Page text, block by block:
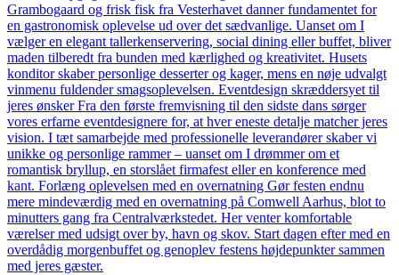
Grambogaard og frisk fisk fra Vesterhavet danner fundamentet for
en gastronomisk oplevelse ud over det sædvanlige. Uanset om I
vælger en elegant tallerkenservering, social dining eller buffet, bliver
maden tilberedt fra bunden med kærlighed og kreativitet. Husets
konditor skaber personlige desserter og kager, mens en nøje udvalgt
vinmenu fuldender smagsoplevelsen. Eventdesign skræddersyet til
jeres ønsker Fra den første fremvisning til den sidste dans sørger
vores erfarne eventdesignere for, at hver eneste detalje matcher jeres
vision. I tæt samarbejde med professionelle leverandører skaber vi
unikke og personlige rammer – uanset om I drømmer om et
romantisk bryllup, en storslået firmafest eller en konference med
kant. Forlæng oplevelsen med en overnatning Gør festen endnu
mere mindeværdig med en overnatning på Comwell Aarhus, blot to
minutters gang fra Centralværkstedet. Her venter komfortable
værelser med udsigt over by, havn og skov. Start dagen efter med en
overdådig morgenbuffet og genoplev festens højdepunkter sammen
med jeres gæster.